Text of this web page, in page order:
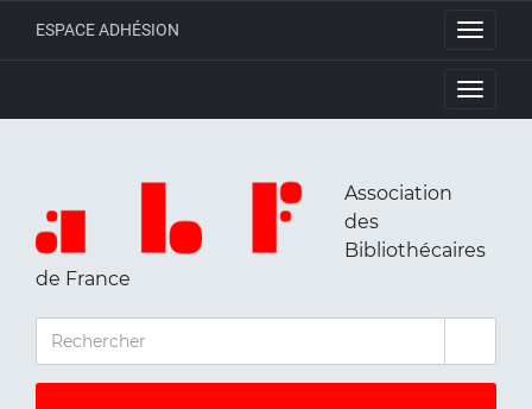
Toggle
ESPACE ADHÉSION
Toggle
Association
des
Bibliothécaires
de France
RECHERCHER